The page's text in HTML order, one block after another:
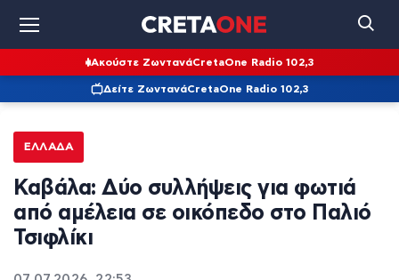
Ακούστε ΖωντανάCretaOne Radio 102,3
Δείτε ΖωντανάCretaOne Radio 102,3
ΕΛΛΆΔΑ
Καβάλα: Δύο συλλήψεις για φωτιά
από αμέλεια σε οικόπεδο στο Παλιό
Τσιφλίκι